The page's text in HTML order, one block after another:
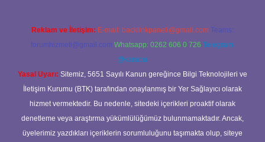
Reklam ve İletişim: E-mail: backlinkpaneli@gmail.com Teams:
forumhizmeti@gmail.com Whatsapp: 0262 606 0 726 Telegram:
@karabul
Yasal Uyarı: Sitemiz, 5651 Sayılı Kanun gereğince Bilgi Teknolojileri ve
İletişim Kurumu (BTK) tarafından onaylanmış bir Yer Sağlayıcı olarak
hizmet vermektedir. Bu nedenle, sitedeki içerikleri proaktif olarak
denetleme veya araştırma yükümlülüğümüz bulunmamaktadır. Ancak,
üyelerimiz yazdıkları içeriklerin sorumluluğunu taşımakta olup, siteye